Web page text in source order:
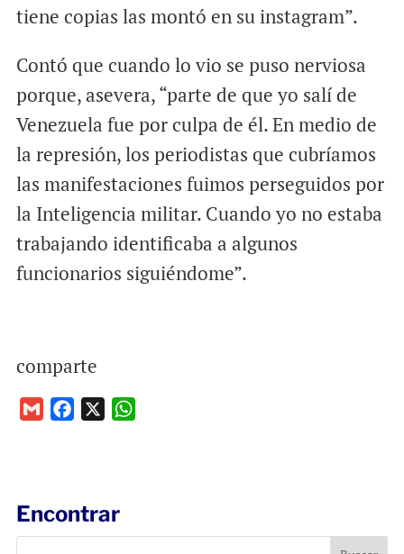
tiene copias las montó en su instagram”.
Contó que cuando lo vio se puso nerviosa
porque, asevera, “parte de que yo salí de
Venezuela fue por culpa de él. En medio de
la represión, los periodistas que cubríamos
las manifestaciones fuimos perseguidos por
la Inteligencia militar. Cuando yo no estaba
trabajando identificaba a algunos
funcionarios siguiéndome”.
comparte
o
Encontrar